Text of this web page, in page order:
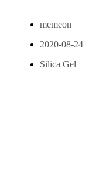
memeon
2020-08-24
Silica Gel